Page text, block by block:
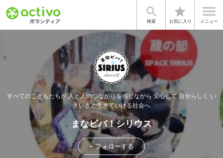

検索
star
お気に入り

メニュー
すべてのこどもたちが 人と人のつながりを感じながら 安心して 自分らしく い
きいきと生きていける社会へ
まなビバ！シリウス
+ フォローする